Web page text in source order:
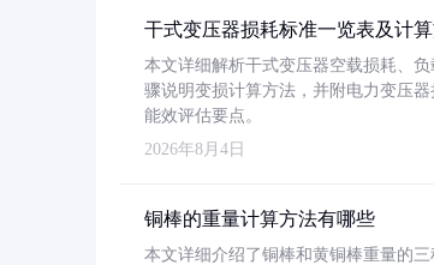
干式变压器损耗标准一览表及计
本文详细解析干式变压器空载损耗、
骤说明变损计算方法，并附电力变压
能效评估要点。
2026年8月4日
铜棒的重量计算方法有哪些
本文详细介绍了铜棒和黄铜棒重量的